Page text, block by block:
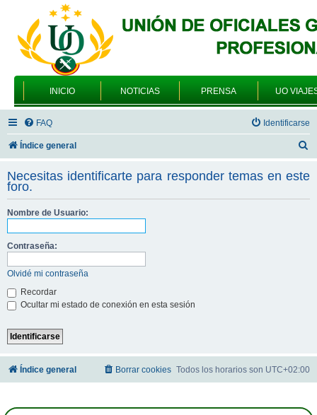
INICIO NOTICIAS PRENSA UO
FAQ Identificarse
Índice general
c
Necesitas identificarte para responder temas en este
foro.
Nombre de Usuario:
Contraseña:
Olvidé mi contraseña
Recordar
Ocultar mi estado de conexión en esta sesión
Índice general Todos los horarios son UTC+02:00
Borrar cookies